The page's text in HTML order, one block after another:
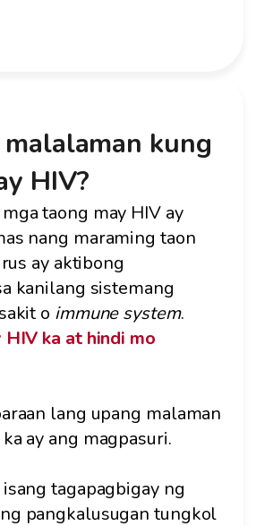
malalaman kung
HIV?
taong may HIV ay
nang maraming taon
ay aktibong
kanilang sistemang
o immune system.
HIV ka at hindi mo
lang upang malaman
ay ang magpasuri.
tagapagbigay ng
pangkalusugan tungkol